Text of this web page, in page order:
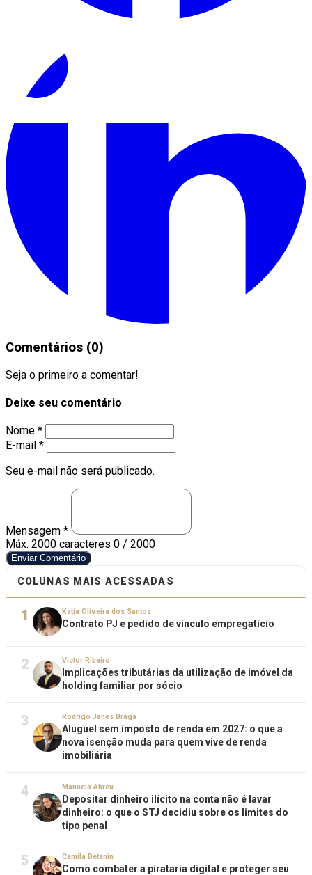
Comentários (0)
Seja o primeiro a comentar!
Deixe seu comentário
Nome *
E-mail *
Seu e-mail não será publicado.
Mensagem *
Máx. 2000 caracteres 0 / 2000
Enviar Comentário
COLUNAS MAIS ACESSADAS
1 Katia Oliveira dos Santos
Contrato PJ e pedido de vínculo empregatício
2 Victor Ribeiro
Implicações tributárias da utilização de imóvel da
holding familiar por sócio
3 Rodrigo Janes Braga
Aluguel sem imposto de renda em 2027: o que a
nova isenção muda para quem vive de renda
imobiliária
4 Manuela Abreu
Depositar dinheiro ilícito na conta não é lavar
dinheiro: o que o STJ decidiu sobre os limites do
tipo penal
5 Camila Betanin
Como combater a pirataria digital e proteger seu